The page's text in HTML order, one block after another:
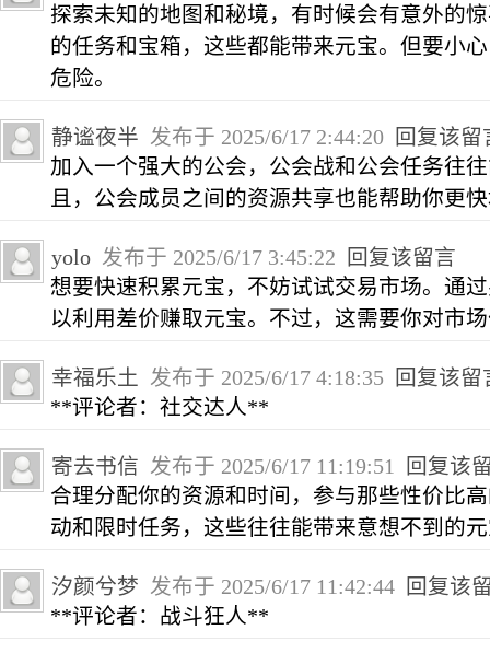
探索未知的地图和秘境，有时候会有意外的
的任务和宝箱，这些都能带来元宝。但要小
危险。
静谧夜半 发布于 2025/6/17 2:44:20 回复该留
加入一个强大的公会，公会战和公会任务往
且，公会成员之间的资源共享也能帮助你更
yolo 发布于 2025/6/17 3:45:22
回复该留言
想要快速积累元宝，不妨试试交易市场。通
以利用差价赚取元宝。不过，这需要你对市
幸福乐土 发布于 2025/6/17 4:18:35
回复该留
**评论者：社交达人**
寄去书信 发布于 2025/6/17 11:19:51
回复该
合理分配你的资源和时间，参与那些性价比
动和限时任务，这些往往能带来意想不到的
汐颜兮梦 发布于 2025/6/17 11:42:44 回复该
**评论者：战斗狂人**